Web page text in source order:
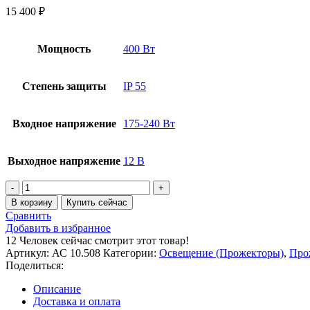
15 400 ₽
Мощность 400 Вт
Степень защиты IP 55
Входное напряжение 175-240 Вт
Выходное напряжение 12 В
Количество
товара
Блок
питания
12V,
400W
В корзину Купить сейчас
Сравнить
Добавить в избранное
12 Человек сейчас смотрит этот товар!
Артикул: АС 10.508 Категории: Освещение (Прожекторы),
Поделиться:
Описание
Доставка и оплата